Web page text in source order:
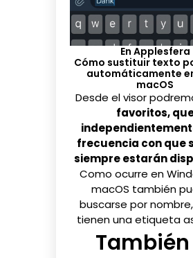
En Applesfera
Cómo sustituir texto
automáticamente
macOS
Desde el visor
favoritos,
frecuencia con que
siempre estarán
Como ocurre en
macOS también
buscarse por
tienen una etiqueta